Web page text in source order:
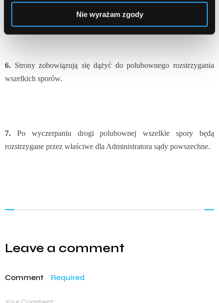
Nie wyrażam zgody
6. Strony zobowiązują się dążyć do polubownego rozstrzygania
wszelkich sporów.
7. Po wyczerpaniu drogi polubownej wszelkie spory będą
rozstrzygane przez właściwe dla Administratora sądy powszechne.
Leave a comment
Comment Required